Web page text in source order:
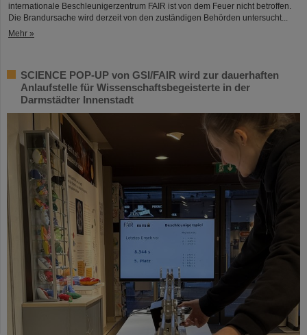
internationale Beschleunigerzentrum FAIR ist von dem Feuer nicht betroffen.
Die Brandursache wird derzeit von den zuständigen Behörden untersucht...
Mehr »
SCIENCE POP-UP von GSI/FAIR wird zur dauerhaften
Anlaufstelle für Wissenschaftsbegeisterte in der
Darmstädter Innenstadt